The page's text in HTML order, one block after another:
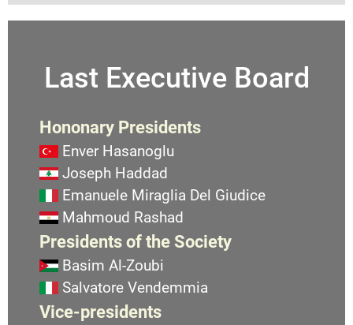
Last Executive Board
Hononary Presidents
Enver Hasanoglu
Joseph Haddad
Emanuele Miraglia Del Giudice
Mahmoud Rashad
Presidents of the Society
Basim Al-Zoubi
Salvatore Vendemmia
Vice-presidents